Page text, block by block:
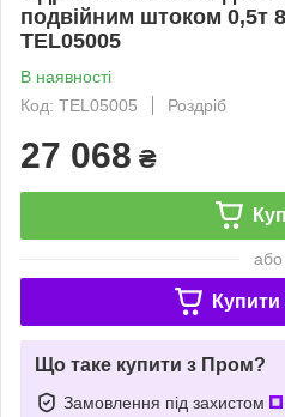
подвійним штоком 0,5т
TEL05005
В наявності
Код: TEL05005
Роздріб
27 068 ₴
або
Купити
Що таке купити з Пром?
Замовлення під захистом